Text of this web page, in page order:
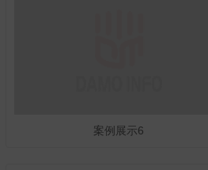
案例展示6